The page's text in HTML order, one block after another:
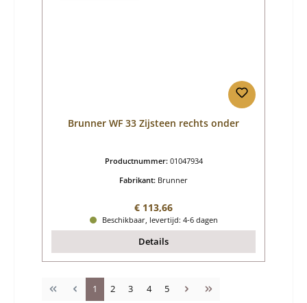
Brunner WF 33 Zijsteen rechts onder
Productnummer: 01047934
Fabrikant: Brunner
Normale prijs:
€ 113,66
Beschikbaar, levertijd: 4-6 dagen
Details
Pagina
1 Pagina
2 Pagina
3 Pagina
4 Pagina
5